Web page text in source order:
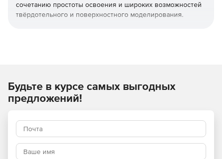
сочетанию простоты освоения и широких возможностей
твёрдотельного и поверхностного моделирования.
авиастроение, судостроение, станкостроение,
вагоностроение, металлургия, промышленное и
гражданское строительство, товары народного
Будьте в курсе самых выгодных
предложений!